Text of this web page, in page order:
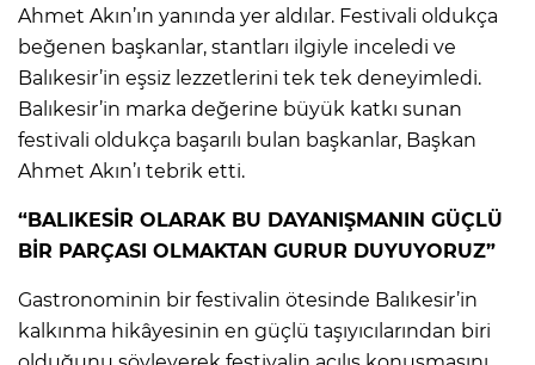
Ahmet Akın’ın yanında yer aldılar. Festivali oldukça
beğenen başkanlar, stantları ilgiyle inceledi ve
Balıkesir’in eşsiz lezzetlerini tek tek deneyimledi.
Balıkesir’in marka değerine büyük katkı sunan
festivali oldukça başarılı bulan başkanlar, Başkan
Ahmet Akın’ı tebrik etti.
“BALIKESİR OLARAK BU DAYANIŞMANIN GÜÇLÜ
BİR PARÇASI OLMAKTAN GURUR DUYUYORUZ”
Gastronominin bir festivalin ötesinde Balıkesir’in
kalkınma hikâyesinin en güçlü taşıyıcılarından biri